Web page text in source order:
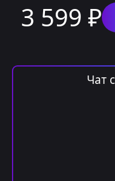
3 599 ₽
Чат